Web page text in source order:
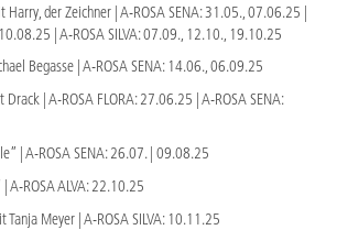
der Zeichner | A-ROSA SENA: 31.05., 07.06.25 |
| A-ROSA SILVA: 07.09., 12.10., 19.10.25
Begasse | A-ROSA SENA: 14.06., 06.09.25
| A-ROSA FLORA: 27.06.25 | A-ROSA SENA:
| A-ROSA SENA: 26.07. | 09.08.25
A-ROSA ALVA: 22.10.25
Meyer | A-ROSA SILVA: 10.11.25